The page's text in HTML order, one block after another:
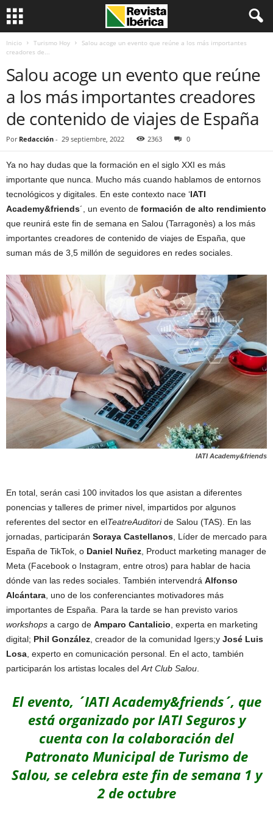
Inicio Turismo Hoy
Salou acoge un evento que reúne a los más importantes
creadores de...
Salou acoge un evento que reúne
a los más importantes creadores
de contenido de viajes de España
Por Redacción - 29 septiembre, 2022 2363 0
Ya no hay dudas que la formación en el siglo XXI es más
importante que nunca. Mucho más cuando hablamos de entornos
tecnológicos y digitales. En este contexto nace ‘IATI
Academy&friends´, un evento de formación de alto rendimiento
que reunirá este fin de semana en Salou (Tarragonès) a los más
importantes creadores de contenido de viajes de España, que
suman más de 3,5 millón de seguidores en redes sociales.
IATI Academy&friends
En total, serán casi 100 invitados los que asistan a diferentes
ponencias y talleres de primer nivel, impartidos por algunos
referentes del sector en elTeatreAuditoride Salou (TAS). En las
jornadas, participarán Soraya Castellanos , Líder de mercado para
España de TikTok, o Daniel Nuñez , Product marketing manager de
Meta (Facebook o Instagram, entre otros) para hablar de hacia
dónde van las redes sociales. También intervendrá Alfonso
Alcántara , uno de los conferenciantes motivadores más
importantes de España. Para la tarde se han previsto varios
workshops a cargo de Amparo Cantalicio , experta en marketing
digital; Phil González , creador de la comunidad Igers;y José Luis
Losa , experto en comunicación personal. En el acto, también
participarán los artistas locales del Art Club Salou
El evento, ´IATI Academy&friends´, que
está organizado por IATI Seguros y
cuenta con la colaboración del
Patronato Municipal de Turismo de
Salou, se celebra este fin de semana 1 y
2 de octubre